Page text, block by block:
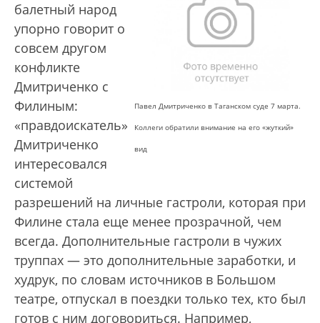
Павел Дмитриченко в Таганском суде 7 марта.
Коллеги обратили внимание на его «жуткий»
вид
балетный народ
упорно говорит о
совсем другом
конфликте
Дмитриченко с
Филиным:
«правдоискатель»
Дмитриченко
интересовался
системой
разрешений на личные гастроли, которая при
Филине стала еще менее прозрачной, чем
всегда. Дополнительные гастроли в чужих
труппах — это дополнительные заработки, и
худрук, по словам источников в Большом
театре, отпускал в поездки только тех, кто был
готов с ним договориться. Например,